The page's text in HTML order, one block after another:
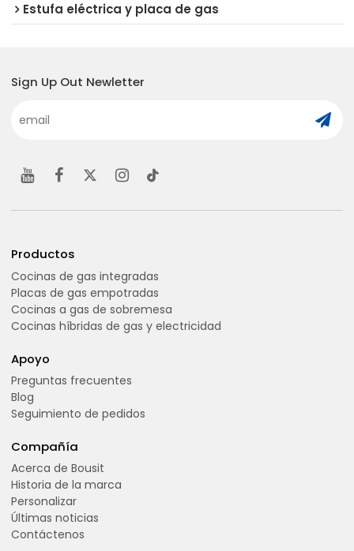
Estufa eléctrica y placa de gas
Sign Up Out Newletter
Productos
Cocinas de gas integradas
Placas de gas empotradas
Cocinas a gas de sobremesa
Cocinas híbridas de gas y electricidad
Apoyo
Preguntas frecuentes
Blog
Seguimiento de pedidos
Compañía
Acerca de Bousit
Historia de la marca
Personalizar
Últimas noticias
Contáctenos